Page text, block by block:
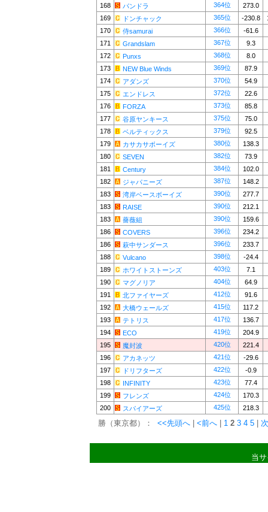
168
パンドラ 364位
273.0
169
ドンチャック 365位 -230.8
170
侍samurai 366位
-61.6
171
Grandslam 367位
9.3
172
Punxs 368位
8.0
173
NEW Blue Winds 369位
87.9
174
アダンズ 370位
54.9
175
エンドレス 372位
22.6
176
FORZA 373位
85.8
177
谷原ヤンキース 375位
75.0
178
ベルティックス 379位
92.5
179
カサカサボーイズ 380位
138.3
180
SEVEN 382位
73.9
181
Century 384位
102.0
182
ジャパニーズ 387位
148.2
183
湾岸ベースボーイズ 390位
277.7
183
RAISE 390位
212.1
183
薔薇組 390位
159.6
186
COVERS 396位
234.2
186
萩中サンダース 396位
233.7
188
Vulcano 398位
-24.4
189
ホワイトストーンズ 403位
7.1
190
マグノリア 404位
64.9
191
北ファイヤーズ 412位
91.6
192
大橋ウェールズ 415位
117.2
193
テトリス 417位
136.7
194
ECO 419位
204.9
195
魔封波 420位
221.4
196
アカネッツ 421位
-29.6
197
ドリフターズ 422位
-0.9
198
INFINITY 423位
77.4
199
フレンズ 424位
170.3
200
スパイアーズ 425位 218.3
勝（東京都）： <<先頭へ <前へ 1 2 3 4 5
当